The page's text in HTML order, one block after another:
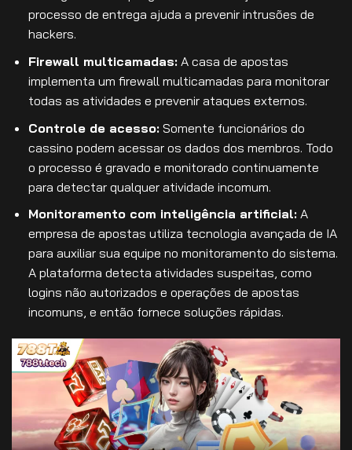
processo de entrega ajuda a prevenir intrusões de
hackers.
Firewall multicamadas:A casa de apostas
implementa um firewall multicamadas para monitorar
todas as atividades e prevenir ataques externos.
Controle de acesso:Somente funcionários do
cassino podem acessar os dados dos membros. Todo
o processo é gravado e monitorado continuamente
para detectar qualquer atividade incomum.
Monitoramento com inteligência artificial:A
empresa de apostas utiliza tecnologia avançada de IA
para auxiliar sua equipe no monitoramento do sistema.
A plataforma detecta atividades suspeitas, como
logins não autorizados e operações de apostas
incomuns, e então fornece soluções rápidas.